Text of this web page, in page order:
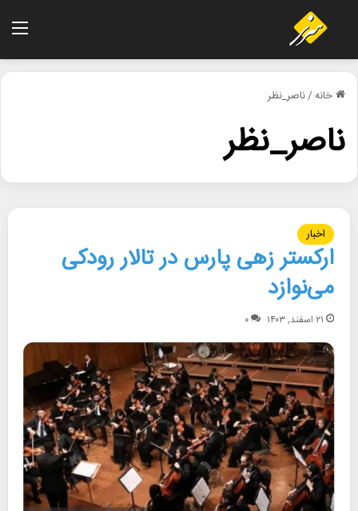
خانه/ناصر_نظر
ناصر_نظر
اخبار
ارکستر زهی پارس در تالار رودکی
می‌نوازد
۲۱ اسفند, ۱۴۰۳ ۰